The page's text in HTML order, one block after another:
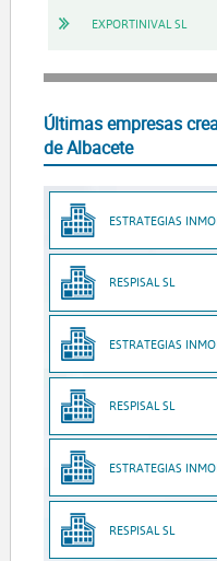
EXPORTINIVAL SL
Últimas empresas
de Albacete
ESTRATEGIAS
RESPISAL SL
ESTRATEGIAS
RESPISAL SL
ESTRATEGIAS
RESPISAL SL